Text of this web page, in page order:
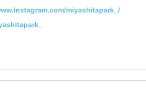
miyashitapark_/